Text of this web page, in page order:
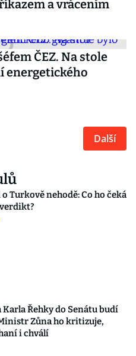
a vrácením
ČEZ. Na stole
energetického
Další
Turkově nehodě: Co ho čeká
Řehky do Senátu budí
Zůna ho kritizuje,
i chválí